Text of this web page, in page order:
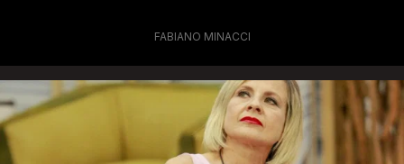
FABIANO MINACCI